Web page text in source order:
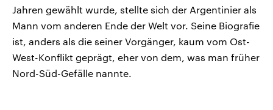
Jahren gewählt wurde, stellte sich der Argentinier als
Mann vom anderen Ende der Welt vor. Seine Biografie
ist, anders als die seiner Vorgänger, kaum vom Ost-
West-Konflikt geprägt, eher von dem, was man früher
Nord-Süd-Gefälle nannte.